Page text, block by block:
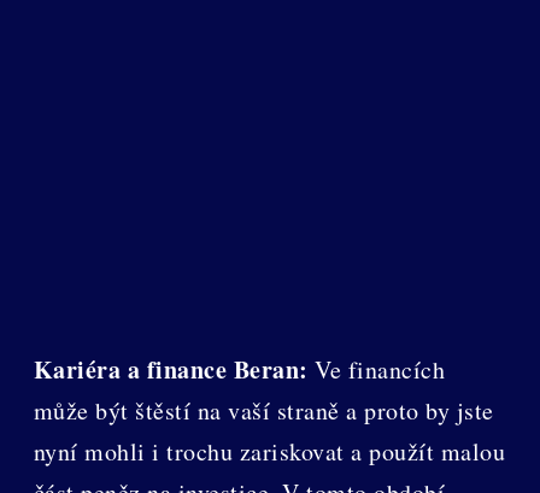
Kariéra a finance Beran:Ve financích
může být štěstí na vaší straně a proto by jste
nyní mohli i trochu zariskovat a použít malou